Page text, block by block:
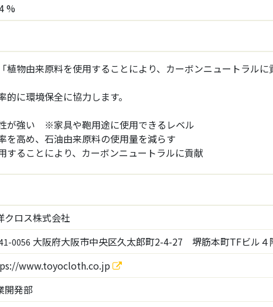
%
植物由来原料を使用することにより、カーボンニュートラルに
に環境保全に協力します。
が強い ※家具や鞄用途に使用できるレベル
を高め、石油由来原料の使用量を減らす
することにより、カーボンニュートラルに貢献
クロス株式会社
0056 大阪府大阪市中央区久太郎町2-4-27 堺筋本町TFビル４
www.toyocloth.co.jp
開発部